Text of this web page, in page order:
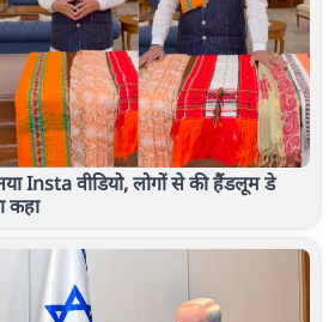
Insta वीडियो, लोगों से की हैंडलूम डे
कहा